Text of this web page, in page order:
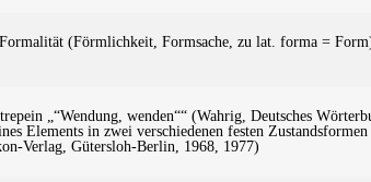
(Förmlichkeit, Formsache, zu lat. forma =
trepein „“Wendung, wenden““ (Wahrig, Deutsches
Elements in zwei verschiedenen festen
Verlag, Gütersloh-Berlin, 1968, 1977)